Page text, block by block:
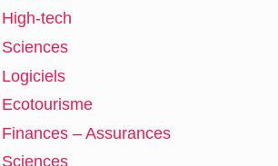
High-tech
Sciences
Logiciels
Ecotourisme
Finances – Assurances
Sciences